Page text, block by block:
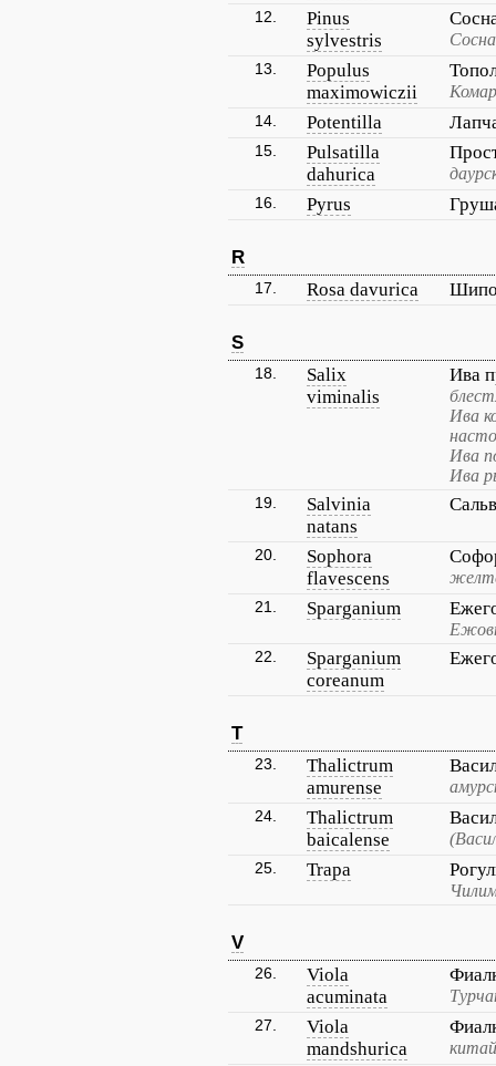
12.
Pinus
sylvestris
13.
Populus
maximowiczii
14. Potentilla
15.
Pulsatilla
dahurica
16. Pyrus
R
17. Rosa davurica
S
18.
Salix
viminalis
Ива
Ива
Ива
Ива
19.
Salvinia
natans
20.
Sophora
flavescens
21. Sparganium
22.
Sparganium
coreanum
T
23.
Thalictrum
amurense
24.
Thalictrum
baicalense
25. Trapa
V
26.
Viola
acuminata
27.
Viola
mandshurica